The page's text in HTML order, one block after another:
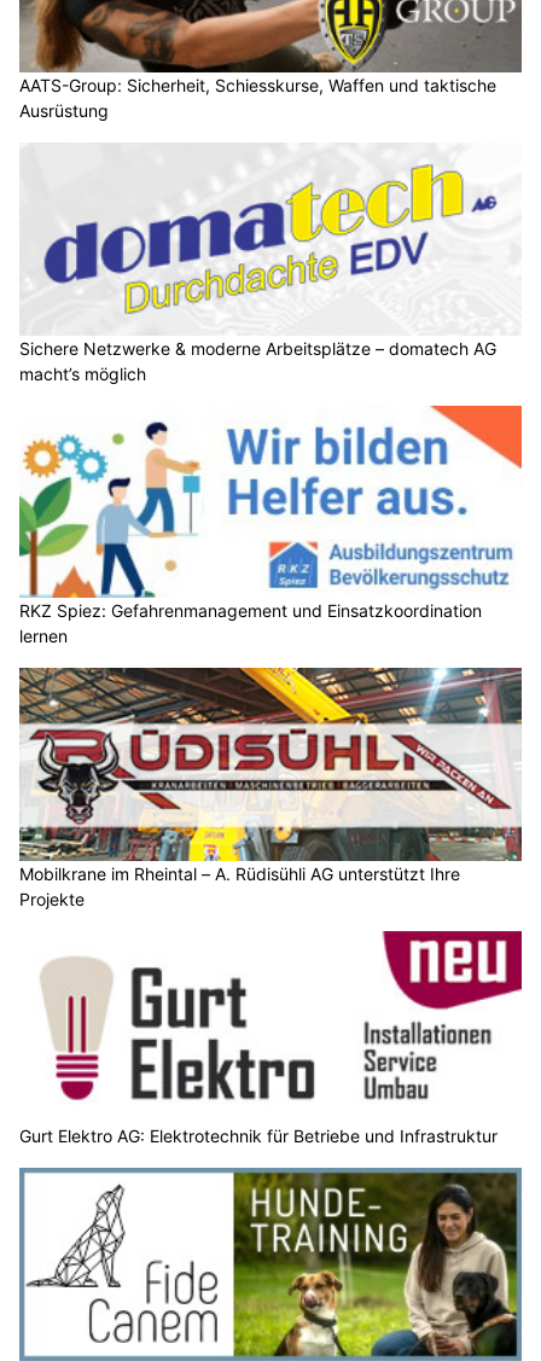
AATS-Group: Sicherheit, Schiesskurse, Waffen und taktische
Ausrüstung
Sichere Netzwerke & moderne Arbeitsplätze – domatech AG
macht’s möglich
RKZ Spiez: Gefahrenmanagement und Einsatzkoordination
lernen
Mobilkrane im Rheintal – A. Rüdisühli AG unterstützt Ihre
Projekte
Gurt Elektro AG: Elektrotechnik für Betriebe und Infrastruktur